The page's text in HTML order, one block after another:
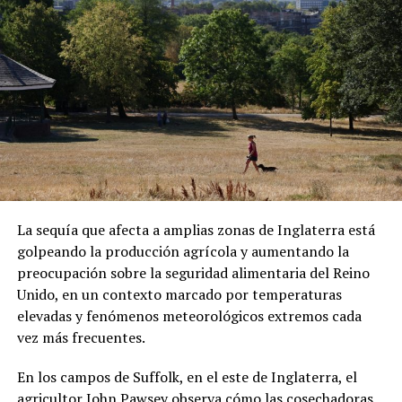
ADVERTISEMENT
Sánchez también denunció que los migrantes fueron
presionados para abordar el vuelo. Las declaraciones
confirmadas de manera independiente.
Una vez en República Centroafricana, las autoridades
locales les comunicaron que podrían permanecer
temporalmente en el país bajo un visado. Sin embargo,
Sánchez aseguró que existen restricciones para
La sequía que afecta a amplias zonas de Inglaterra está
golpeando la producción agrícola y aumentando la
preocupación sobre la seguridad alimentaria del Reino
Unido, en un contexto marcado por temperaturas
elevadas y fenómenos meteorológicos extremos cada
vez más frecuentes.
En los campos de Suffolk, en el este de Inglaterra, el